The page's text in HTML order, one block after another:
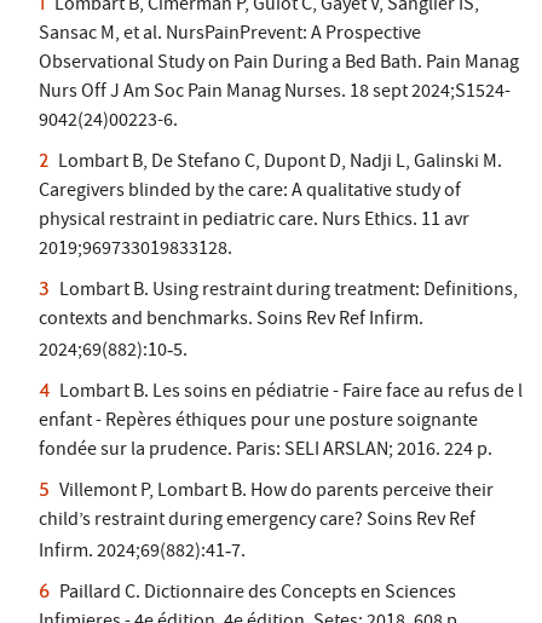
Sansac M, et al. NursPainPrevent: A Prospective
Observational Study on Pain During a Bed Bath. Pain Manag
Nurs Off J Am Soc Pain Manag Nurses. 18 sept 2024;S1524-
9042(24)00223-6.
Lombart B, De Stefano C, Dupont D, Nadji L, Galinski M.
Caregivers blinded by the care: A qualitative study of
physical restraint in pediatric care. Nurs Ethics. 11 avr
2019;969733019833128.
Lombart B. Using restraint during treatment: Definitions,
contexts and benchmarks. Soins Rev Ref Infirm.
2024;69(882):10‑5.
Lombart B. Les soins en pédiatrie - Faire face au refus de l
enfant - Repères éthiques pour une posture soignante
fondée sur la prudence. Paris: SELI ARSLAN; 2016. 224 p.
Villemont P, Lombart B. How do parents perceive their
child’s restraint during emergency care? Soins Rev Ref
Infirm. 2024;69(882):41‑7.
Paillard C. Dictionnaire des Concepts en Sciences